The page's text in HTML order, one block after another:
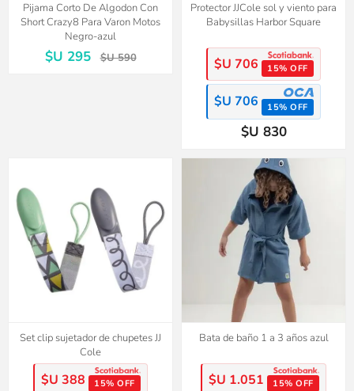
Pijama Corto De Algodon Con
Short Crazy8 Para Varon Motos
Negro-azul
$U 295 $U 590
Protector JJCole sol y viento para
Babysillas Harbor Square
$U 706 15% OFF
$U 706 15% OFF
$U 830
Set clip sujetador de chupetes JJ
Cole
$U 388 15% OFF
Bata de baño 1 a 3 años azul
$U 1.051 15% OFF